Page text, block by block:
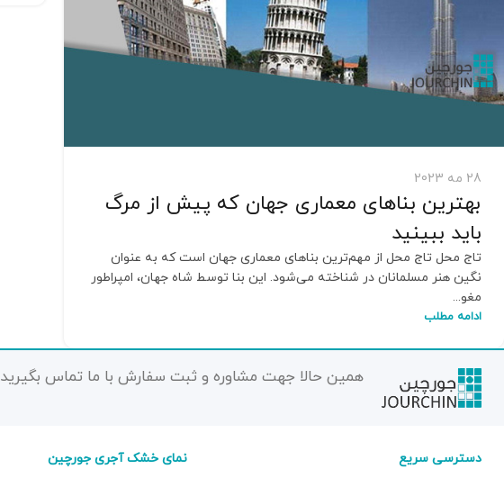
28 مه 2023
بهترین بناهای معماری جهان که پیش از مرگ
باید ببینید
تاج محل تاج محل از مهم‌ترین بناهای معماری جهان است که به عنوان
نگین هنر مسلمانان در شناخته می‌شود. این بنا توسط شاه جهان، امپراطور
مغو...
ادامه مطلب
همین حالا جهت مشاوره و ثبت سفارش با ما تماس بگیرید
دسترسی سریع نمای خشک آجری جورچین